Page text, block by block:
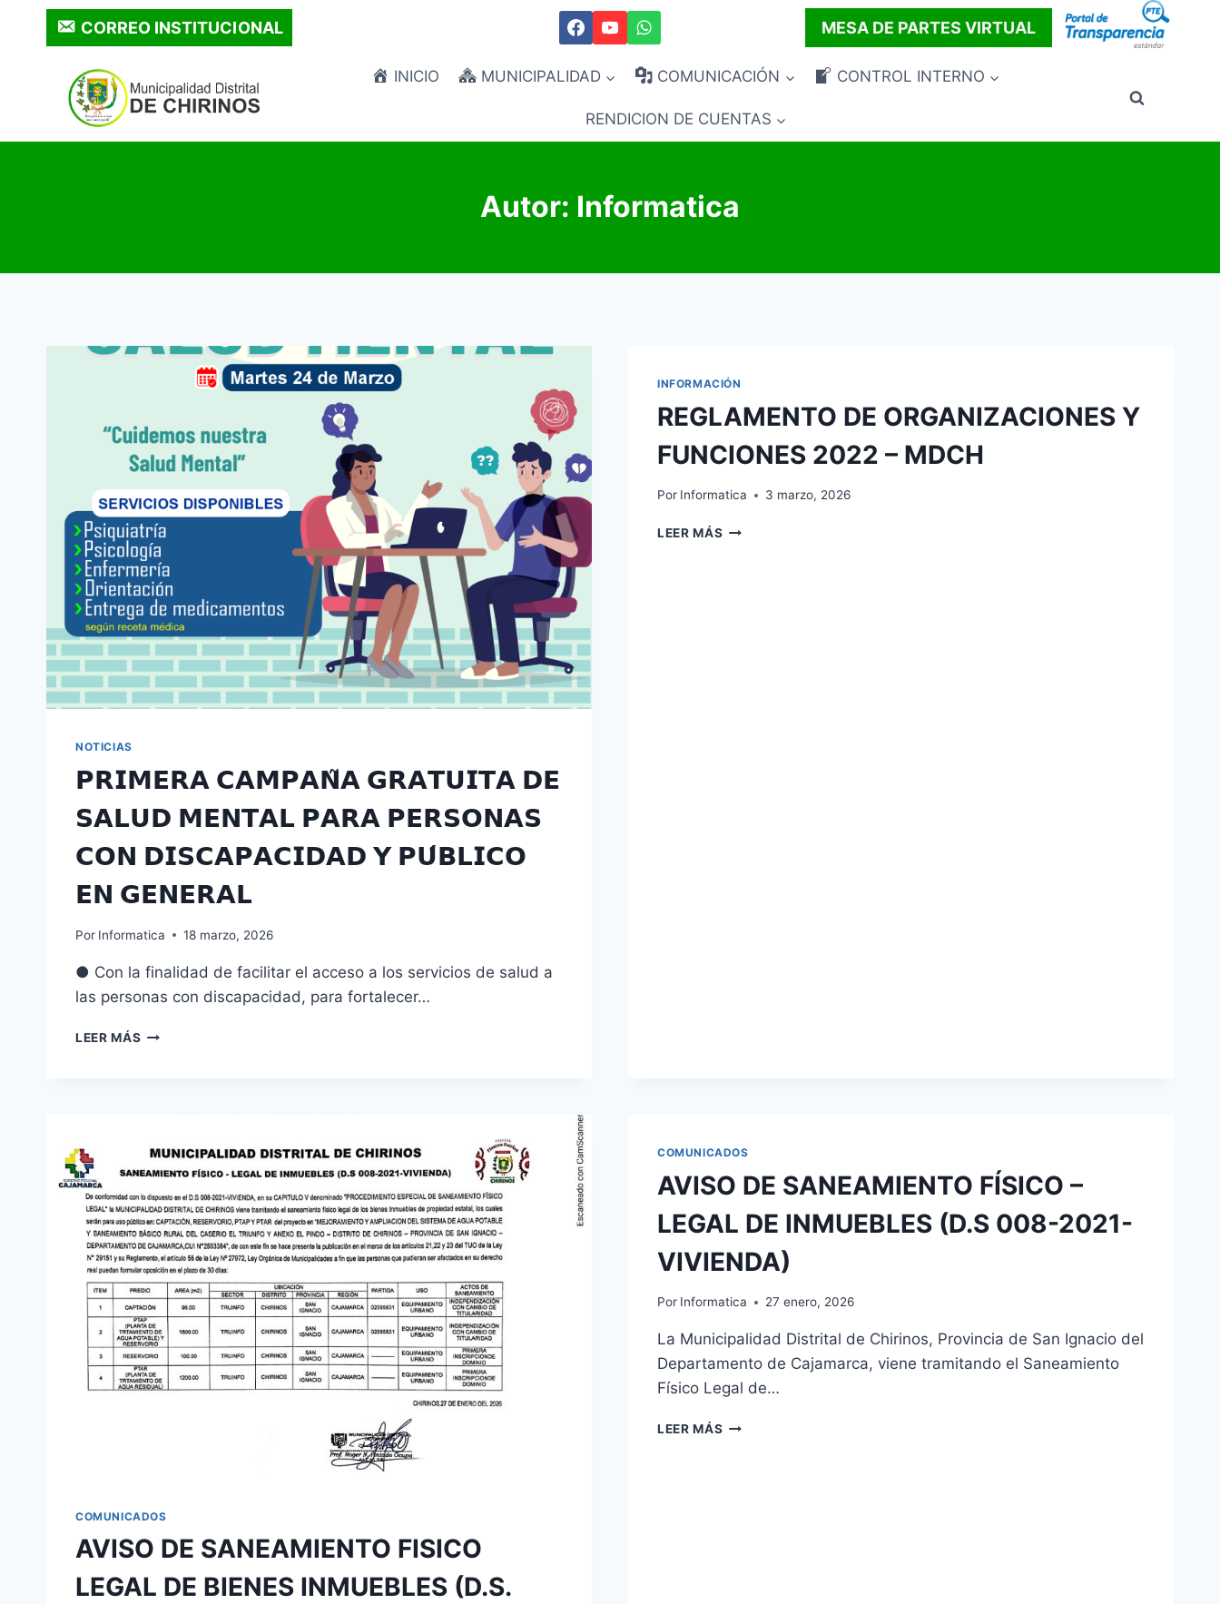
CORREO INSTITUCIONAL MESA DE PARTES VIRTUAL
INICIO MUNICIPALIDAD COMUNICACIÓN CONTROL INTERNO
RENDICION DE CUENTAS
Autor: Informatica
NOTICIAS
𝗣𝗥𝗜𝗠𝗘𝗥𝗔 𝗖𝗔𝗠𝗣𝗔𝗡̃𝗔 𝗚𝗥𝗔𝗧𝗨𝗜𝗧𝗔 𝗗𝗘
𝗦𝗔𝗟𝗨𝗗 𝗠𝗘𝗡𝗧𝗔𝗟 𝗣𝗔𝗥𝗔 𝗣𝗘𝗥𝗦𝗢𝗡𝗔𝗦
𝗖𝗢𝗡 𝗗𝗜𝗦𝗖𝗔𝗣𝗔𝗖𝗜𝗗𝗔𝗗 𝗬 𝗣𝗨́𝗕𝗟𝗜𝗖𝗢
𝗘𝗡 𝗚𝗘𝗡𝗘𝗥𝗔𝗟
Por Informatica 18 marzo, 2026
● Con la finalidad de facilitar el acceso a los servicios de salud a
las personas con discapacidad, para fortalecer…
LEER MÁS 𝗣𝗥𝗜𝗠𝗘𝗥𝗔
𝗣𝗔𝗥𝗔
𝗣𝗘𝗥𝗦𝗢𝗡𝗔𝗦
𝗗𝗜𝗦𝗖𝗔𝗣𝗔𝗖𝗜𝗗𝗔𝗗
𝗬
𝗣𝗨́𝗕𝗟𝗜𝗖𝗢
𝗘𝗡
𝗚𝗘𝗡𝗘𝗥𝗔𝗟
INFORMACIÓN
REGLAMENTO DE ORGANIZACIONES Y
FUNCIONES 2022 – MDCH
Por Informatica 3 marzo, 2026
LEER MÁS REGLAMENTO
COMUNICADOS
AVISO DE SANEAMIENTO FISICO
LEGAL DE BIENES INMUEBLES (D.S.
COMUNICADOS
AVISO DE SANEAMIENTO FÍSICO –
LEGAL DE INMUEBLES (D.S 008-2021-
VIVIENDA)
Por Informatica 27 enero, 2026
La Municipalidad Distrital de Chirinos, Provincia de San Ignacio del
Departamento de Cajamarca, viene tramitando el Saneamiento
Físico Legal de…
LEER MÁS AVISO